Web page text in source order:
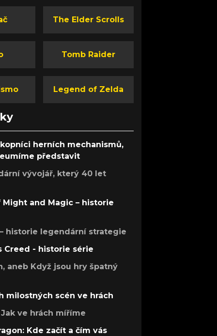
The Elder Scrolls
Tomb Raider
Legend of Zelda
herních mechanismů,
představit
vývojář, který 40 let
Might and Magic – historie
historie legendární strategie
Creed - historie série
aneb Když jsou hry špatný
milostných scén ve hrách
ve hrách míříme
Kde začít a čím vás